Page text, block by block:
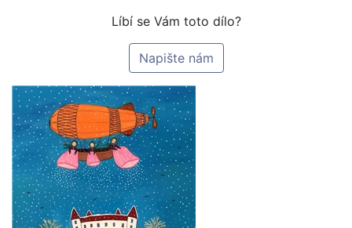
Líbí se Vám toto dílo?
Napište nám